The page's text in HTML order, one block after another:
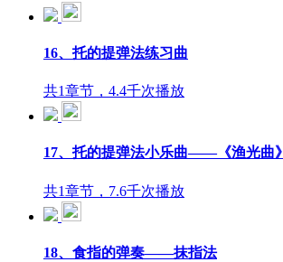
16、托的提弹法练习曲
共1章节，4.4千次播放
17、托的提弹法小乐曲——《渔光曲》
共1章节，7.6千次播放
18、食指的弹奏——抹指法